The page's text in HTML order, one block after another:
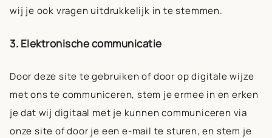
wij je ook vragen uitdrukkelijk in te stemmen.
3. Elektronische communicatie
Door deze site te gebruiken of door op digitale wijze
met ons te communiceren, stem je ermee in en erken
je dat wij digitaal met je kunnen communiceren via
onze site of door je een e-mail te sturen, en stem je